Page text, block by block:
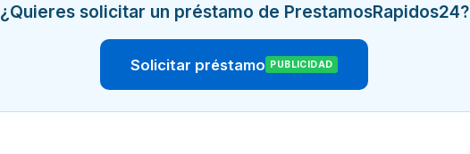
¿Quieres solicitar un préstamo de PrestamosRapidos24?
Solicitar préstamo PUBLICIDAD